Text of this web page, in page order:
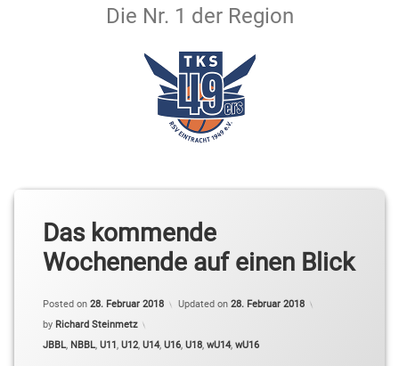
SECHSTER MANN
IMPRESSUM & DATENSCHUTZ
Die Nr. 1 der Region
Das kommende
Wochenende auf einen Blick
Posted on 28. Februar 2018 Updated on 28. Februar 2018
by Richard Steinmetz
Categories:
JBBL, NBBL, U11, U12, U14, U16, U18, wU14, wU16